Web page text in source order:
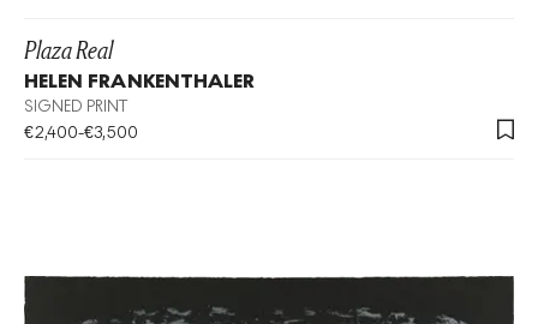
Plaza Real
HELEN FRANKENTHALER
SIGNED PRINT
€2,400-€3,500